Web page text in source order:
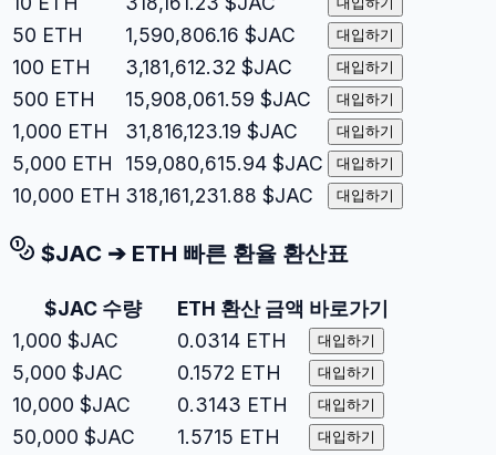
50 ETH 1,590,806.16 $JAC 대입하기
100 ETH 3,181,612.32 $JAC 대입하기
500 ETH 15,908,061.59 $JAC 대입하기
1,000 ETH 31,816,123.19 $JAC 대입하기
5,000 ETH 159,080,615.94 $JAC 대입하기
10,000 ETH 318,161,231.88 $JAC 대입하기
$JAC ➔ ETH 빠른 환율 환산표
$JAC수량 ETH 환산 금액 바로가기
1,000 $JAC 0.0314 ETH 대입하기
5,000 $JAC 0.1572 ETH 대입하기
10,000 $JAC 0.3143 ETH 대입하기
50,000 $JAC 1.5715 ETH 대입하기